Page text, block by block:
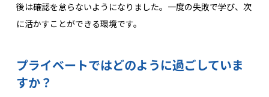
後は確認を怠らないようになりました。一度の失敗で学び、次
に活かすことができる環境です。
プライベートではどのように過ごしていま
すか？